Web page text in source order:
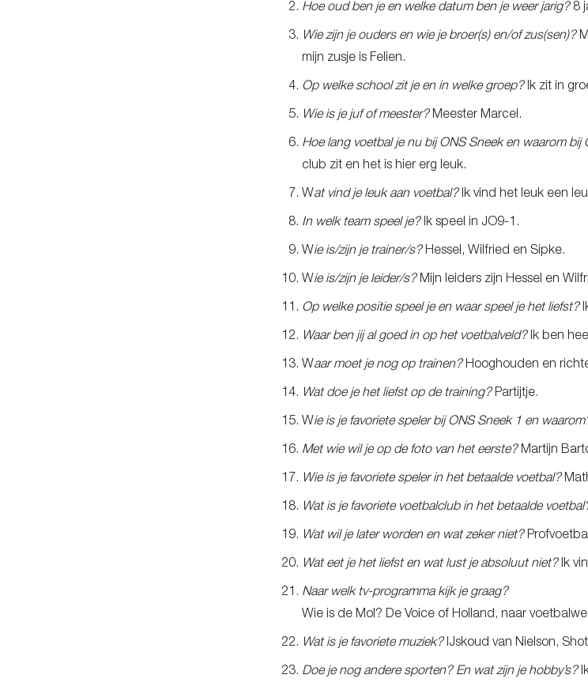
Hoe oud ben je en welke datum ben je weer jarig?8
Wie zijn je ouders en wie je broer(s) en/of zus(sen)?
mijn zusje is Felien.
Op welke school zit je en in welke groep?Ik zit in
Wie is je juf of meester?Meester Marcel.
Hoe lang voetbal je nu bij ONS Sneek en waarom bij
club zit en het is hier erg leuk.
Wat vind je leuk aan voetbal?Ik vind het leuk een
In welk team speel je?Ik speel in JO9-1.
Wie is/zijn je trainer/s?Hessel, Wilfried en Sipke.
Wie is/zijn je leider/s?Mijn leiders zijn Hessel en
Op welke positie speel je en waar speel je het liefst?
Waar ben jij al goed in op het voetbalveld?Ik ben
Waar moet je nog op trainen?Hooghouden en
Wat doe je het liefst op de training?Partijtje.
Wie is je favoriete speler bij ONS Sneek 1 en
Met wie wil je op de foto van het eerste?Martijn
Wie is je favoriete speler in het betaalde voetbal?
Wat is je favoriete voetbalclub in het betaalde
Wat wil je later worden en wat zeker niet?
Wat eet je het liefst en wat lust je absoluut niet?Ik
Naar welk tv-programma kijk je graag?
Wie is de Mol? De Voice of Holland, naar
Wat is je favoriete muziek?IJskoud van Nielson,
Doe je nog andere sporten? En wat zijn je hobby’s?